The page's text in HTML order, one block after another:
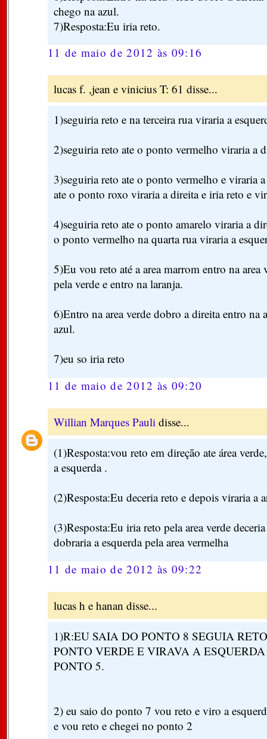
chego na azul.
7)Resposta:Eu iria reto.
11 de maio de 2012 às 09:16
lucas f. ,jean e vinicius T: 61 disse...
1)seguiria reto e na terceira rua viraria a
2)seguiria reto ate o ponto vermelho viraria a
3)seguiria reto ate o ponto vermelho e viraria
ate o ponto roxo viraria a direita e iria reto e
4)seguiria reto ate o ponto amarelo viraria a
o ponto vermelho na quarta rua viraria a
5)Eu vou reto até a area marrom entro na area
pela verde e entro na laranja.
6)Entro na area verde dobro a direita entro na
azul.
7)eu so iria reto
11 de maio de 2012 às 09:20
Willian Marques Pauli disse...
(1)Resposta:vou reto em direção ate área
a esquerda .
(2)Resposta:Eu deceria reto e depois viraria a
(3)Resposta:Eu iria reto pela area verde
dobraria a esquerda pela area vermelha
11 de maio de 2012 às 09:22
lucas h e hanan disse...
1)R:EU SAIA DO PONTO 8 SEGUIA
PONTO VERDE E VIRAVA A
PONTO 5.
2) eu saio do ponto 7 vou reto e viro a
e vou reto e chegei no ponto 2